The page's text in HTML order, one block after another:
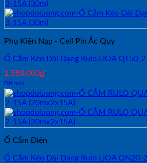
Phụ Kiện Nạp - Cell Pin Ắc Quy
Ổ Cắm Kéo Dài Dạng Rulo LIOA QT50-
1,550,000₫
Đặt mua
Ổ Cắm Điện
Ổ Cắm Kéo Dài Dạng Rulo LIOA QN20-